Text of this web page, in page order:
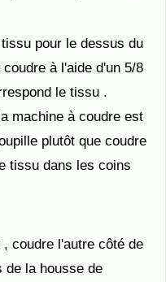
pour le dessus du
à l'aide d'un 5/8
le tissu .
machine à coudre est
plutôt que coudre
tissu dans les coins
coudre l'autre côté de
de la housse de